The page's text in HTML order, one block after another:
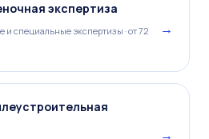
экспертиза
и специальные экспертизы · от 72
→
→